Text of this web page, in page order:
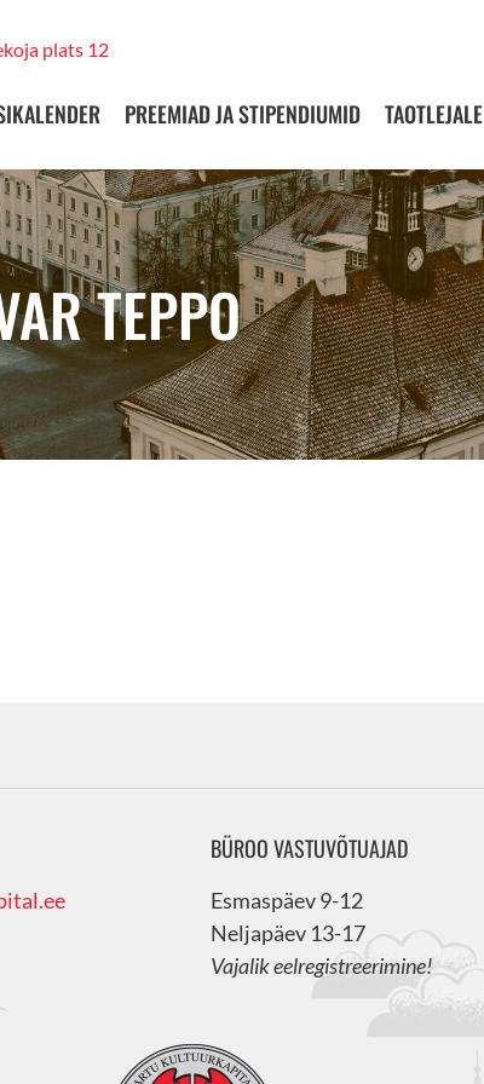
plats 12
PREEMIAD JA STIPENDIUMID TAOTLEJALE
TEPPO
BÜROO VASTUVÕTUAJAD
Esmaspäev 9-12
Neljapäev 13-17
Vajalik eelregistreerimine!